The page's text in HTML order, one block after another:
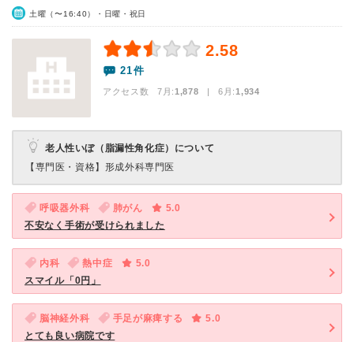
土曜（〜16:40）・日曜・祝日
2.58
21件
アクセス数 7月:1,878 | 6月:1,934
老人性いぼ（脂漏性角化症）について
【専門医・資格】 形成外科専門医
呼吸器外科 肺がん
5.0
不安なく手術が受けられました
内科 熱中症
5.0
スマイル「0円」
脳神経外科 手足が麻痺する
5.0
とても良い病院です